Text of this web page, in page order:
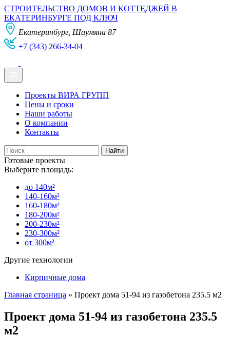
СТРОИТЕЛЬСТВО ДОМОВ И КОТТЕДЖЕЙ В
ЕКАТЕРИНБУРГЕ ПОД КЛЮЧ
Екатеринбург, Шаумяна 87
+7 (343) 266-34-04
Проекты ВИРА ГРУПП
Цены и сроки
Наши работы
О компании
Контакты
Готовые проекты
Выберите площадь:
до 140м²
140-160м²
160-180м²
180-200м²
200-230м²
230-300м²
от 300м²
Другие технологии
Кирпичные дома
Главная страница » Проект дома 51-94 из газобетона 235.5 м2
Проект дома 51-94 из газобетона 235.5
м2